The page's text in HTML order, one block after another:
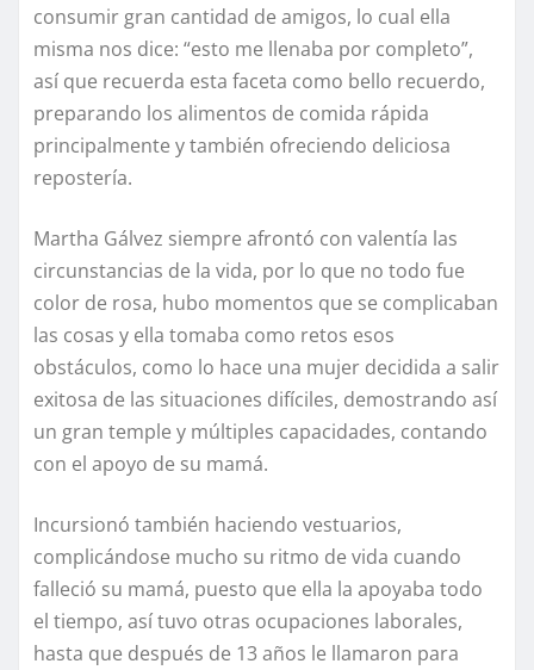
consumir gran cantidad de amigos, lo cual ella
misma nos dice: “esto me llenaba por completo”,
así que recuerda esta faceta como bello recuerdo,
preparando los alimentos de comida rápida
principalmente y también ofreciendo deliciosa
repostería.
Martha Gálvez siempre afrontó con valentía las
circunstancias de la vida, por lo que no todo fue
color de rosa, hubo momentos que se complicaban
las cosas y ella tomaba como retos esos
obstáculos, como lo hace una mujer decidida a salir
exitosa de las situaciones difíciles, demostrando así
un gran temple y múltiples capacidades, contando
con el apoyo de su mamá.
Incursionó también haciendo vestuarios,
complicándose mucho su ritmo de vida cuando
falleció su mamá, puesto que ella la apoyaba todo
el tiempo, así tuvo otras ocupaciones laborales,
hasta que después de 13 años le llamaron para